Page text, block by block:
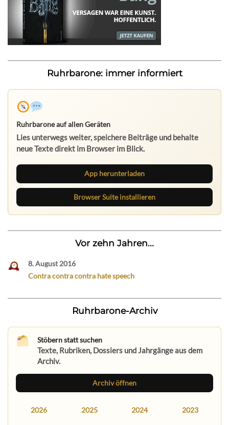
Ruhrbarone: immer informiert
Ruhrbarone auf allen Geräten
Lies unterwegs weiter, speichere Beiträge und behalte
neue Texte direkt im Browser im Blick.
App herunterladen
Browser Suite installieren
Vor zehn Jahren...
8. August 2016
Contra contra contra hate speech
Ruhrbarone-Archiv
Stöbern statt suchen
Texte, Rubriken, Dossiers und Jahrgänge aus dem
Archiv.
Archiv öffnen
2026 2025 2024 2023